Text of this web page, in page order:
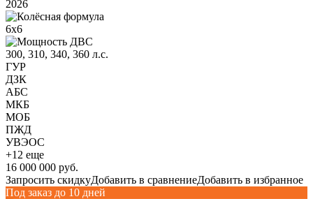
2026
6х6
300, 310, 340, 360 л.с.
ГУР
ДЗК
АБС
МКБ
МОБ
ПЖД
УВЭОС
+12 еще
16 000 000 руб.
Запросить скидкуДобавить в сравнениеДобавить в избранное
Под заказ до 10 дней